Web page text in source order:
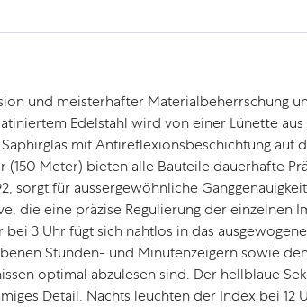
und meisterhafter Materialbeherrschung
Edelstahl wird von einer Lünette
mit Antireflexionsbeschichtung
Meter) bieten alle Bauteile dauerhafte
sorgt für aussergewöhnliche
die eine präzise Regulierung der einzelnen
3 Uhr fügt sich nahtlos in das
Stunden- und Minutenzeigern sowie
optimal abzulesen sind. Der hellblaue
Detail. Nachts leuchten der Index bei